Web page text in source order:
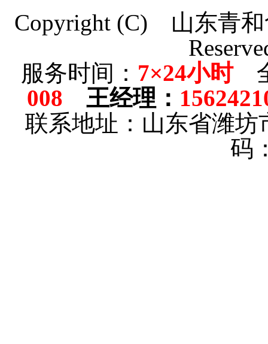
Copyright (C) 山东青
服务时间： 7×24小时全
008 王经理 ：
联系地址：山东省潍
码